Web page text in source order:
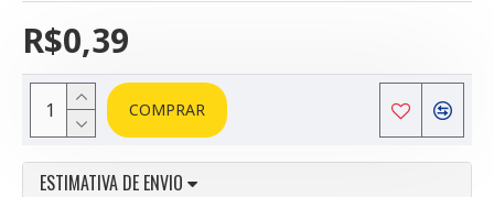
R$0,39
COMPRAR
ESTIMATIVA DE ENVIO